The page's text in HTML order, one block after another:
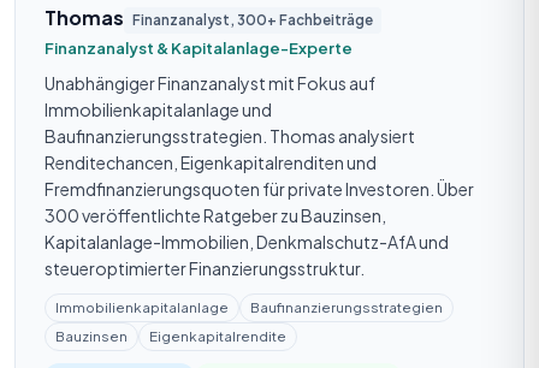
Thomas Finanzanalyst, 300+ Fachbeiträge
Finanzanalyst & Kapitalanlage-Experte
Unabhängiger Finanzanalyst mit Fokus auf
Immobilienkapitalanlage und
Baufinanzierungsstrategien. Thomas analysiert
Renditechancen, Eigenkapitalrenditen und
Fremdfinanzierungsquoten für private Investoren. Über
300 veröffentlichte Ratgeber zu Bauzinsen,
Kapitalanlage-Immobilien, Denkmalschutz-AfA und
steueroptimierter Finanzierungsstruktur.
Immobilienkapitalanlage
Baufinanzierungsstrategien
Bauzinsen
Eigenkapitalrendite